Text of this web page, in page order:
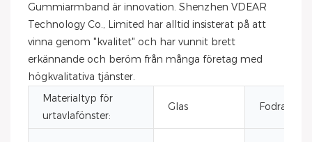
Gummiarmband är innovation. Shenzhen VDEAR
Technology Co., Limited har alltid insisterat på att
vinna genom "kvalitet" och har vunnit brett
erkännande och beröm från många företag med
högkvalitativa tjänster.
Materialtyp för
urtavlafönster:
Glas